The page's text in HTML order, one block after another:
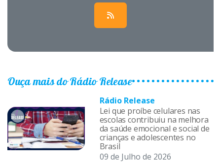
Ouça mais do Rádio Release
Rádio Release
Lei que proíbe celulares nas
escolas contribuiu na melhora
da saúde emocional e social de
crianças e adolescentes no
Brasil
09 de Julho de 2026